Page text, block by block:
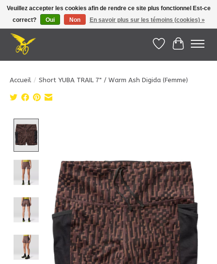
Le Pédalier | Îles de la Madeleine |info@lepedalier.com| 1-418-986-2965
Liste dePanier
Accueil / Short YUBA TRAIL 7" / Warm Ash Digida (Femme)
Veuillez accepter les cookies afin de rendre ce site plus fonctionnel Est-ce
correct?
Oui Non En savoir plus sur les témoins (cookies) »